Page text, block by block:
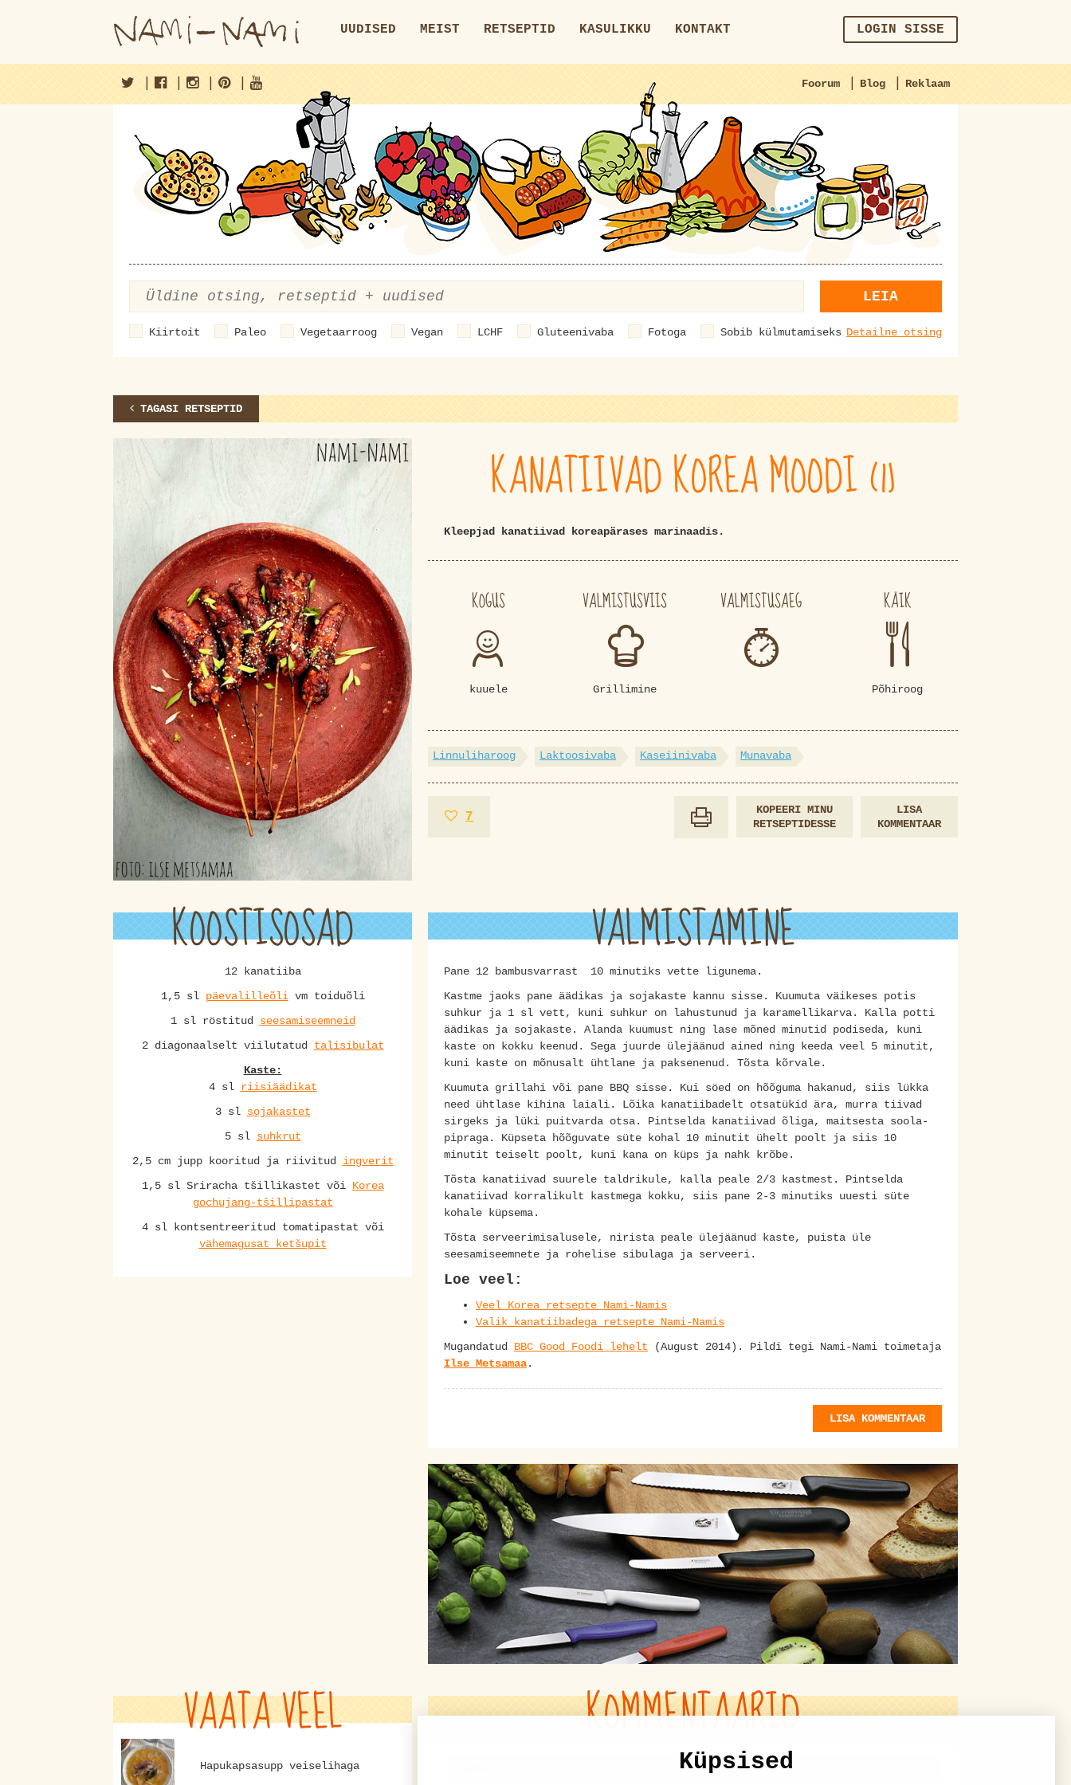
UUDISED MEIST RETSEPTID KASULIKKU KONTAKT LOGIN SISSE
Foorum | Blog | Reklaam
| | | |
LEIA
Kiirtoit Paleo Vegetaarroog Vegan LCHF Gluteenivaba Fotoga Sobib külmutamiseks Detailne otsing
TAGASI RETSEPTID
KANATIIVAD KOREA MOODI (1)
Kleepjad kanatiivad koreapärases marinaadis.
KOGUS
kuuele
VALMISTUSVIIS
Grillimine
VALMISTUSAEG KÄIK
Põhiroog
Linnuliharoog Laktoosivaba Kaseiinivaba Munavaba
7
LISA
KOMMENTAAR
KOPEERI MINU
RETSEPTIDESSE
KOOSTISOSAD
12 kanatiiba
1,5 sl päevalilleõlivm toiduõli
1 sl röstitud seesamiseemneid
2 diagonaalselt viilutatud talisibulat
Kaste:
4 sl riisiäädikat
3 sl sojakastet
5 sl suhkrut
2,5 cm jupp kooritud ja riivitud ingverit
1,5 sl Sriracha tšillikastet või Korea
gochujang-tšillipastat
4 sl kontsentreeritud tomatipastat või
vähemagusat ketšupit
VALMISTAMINE
Pane 12 bambusvarrast 10 minutiks vette ligunema.
Kastme jaoks pane äädikas ja sojakaste kannu sisse. Kuumuta väikeses potis
suhkur ja 1 sl vett, kuni suhkur on lahustunud ja karamellikarva. Kalla potti
äädikas ja sojakaste. Alanda kuumust ning lase mõned minutid podiseda, kuni
kaste on kokku keenud. Sega juurde ülejäänud ained ning keeda veel 5 minutit,
kuni kaste on mõnusalt ühtlane ja paksenenud. Tõsta kõrvale.
Kuumuta grillahi või pane BBQ sisse. Kui söed on hõõguma hakanud, siis lükka
need ühtlase kihina laiali. Lõika kanatiibadelt otsatükid ära, murra tiivad
sirgeks ja lüki puitvarda otsa. Pintselda kanatiivad õliga, maitsesta soola-
pipraga. Küpseta hõõguvate süte kohal 10 minutit ühelt poolt ja siis 10
minutit teiselt poolt, kuni kana on küps ja nahk krõbe.
Tõsta kanatiivad suurele taldrikule, kalla peale 2/3 kastmest. Pintselda
kanatiivad korralikult kastmega kokku, siis pane 2-3 minutiks uuesti süte
kohale küpsema.
Tõsta serveerimisalusele, nirista peale ülejäänud kaste, puista üle
seesamiseemnete ja rohelise sibulaga ja serveeri.
Loe veel:
Veel Korea retsepte Nami-Namis
Valik kanatiibadega retsepte Nami-Namis
Mugandatud BBC Good Foodi lehelt (August 2014). Pildi tegi Nami-Nami toimetaja
Ilse Metsamaa.
LISA KOMMENTAAR
KOMMENTAARID
VAATA VEEL
Hapukapsasupp veiselihaga Küpsised